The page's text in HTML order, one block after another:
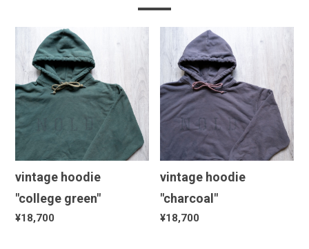
vintage hoodie
"college green"
¥18,700
vintage hoodie
"charcoal"
¥18,700